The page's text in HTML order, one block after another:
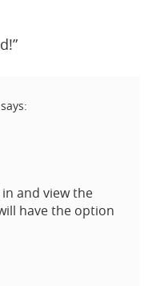
says:
and view the
have the option